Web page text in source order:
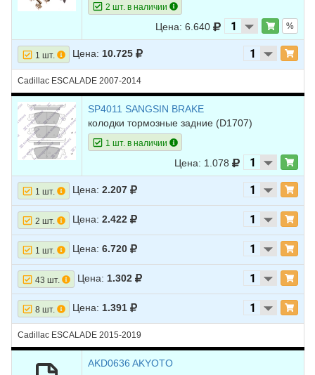
2 шт. в наличии
Цена: 6.640 %
1 шт. Цена: 10.725
Cadillac ESCALADE 2007-2014
SP4011 SANGSIN BRAKE
колодки тормозные задние (D1707)
1 шт. в наличии
Цена: 1.078
1 шт. Цена: 2.207
2 шт. Цена: 2.422
1 шт. Цена: 6.720
43 шт. Цена: 1.302
8 шт. Цена: 1.391
Cadillac ESCALADE 2015-2019
AKD0636 AKYOTO